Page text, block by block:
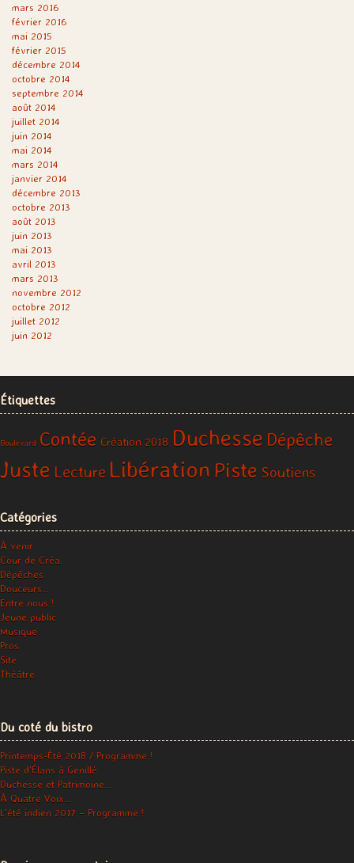
mars 2016
février 2016
mai 2015
février 2015
décembre 2014
octobre 2014
septembre 2014
août 2014
juillet 2014
juin 2014
mai 2014
mars 2014
janvier 2014
décembre 2013
octobre 2013
août 2013
juin 2013
mai 2013
avril 2013
mars 2013
novembre 2012
octobre 2012
juillet 2012
juin 2012
Étiquettes
Boulevard Contée Création 2018 Duchesse Dépêche
Juste Lecture Libération Piste Soutiens
Catégories
À venir
Cour de Créa.
Dépêches
Douceurs…
Entre nous !
Jeune public
Musique
Pros
Site
Théâtre
Du coté du bistro
Printemps-Été 2018 / Programme !
Piste d’Élans à Genillé
Duchesse et Patrimoine…
À Quatre Voix…
L’été indien 2017 – Programme !